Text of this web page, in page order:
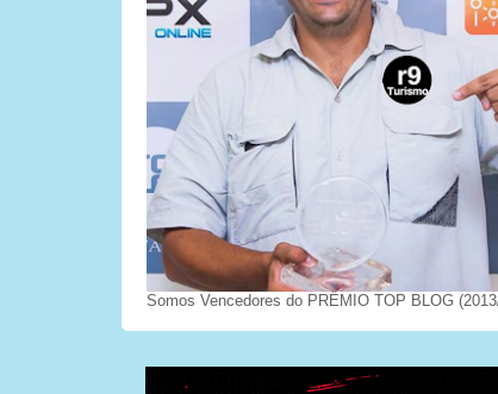
Somos Vencedores do PRÊMIO TOP BLOG